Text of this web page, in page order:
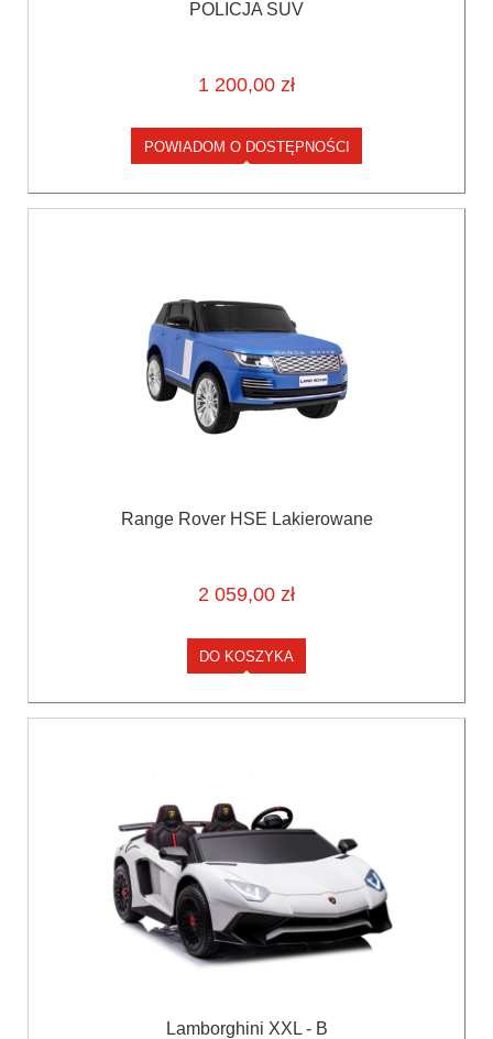
POLICJA SUV
1 200,00 zł
POWIADOM O DOSTĘPNOŚCI
Range Rover HSE Lakierowane
2 059,00 zł
DO KOSZYKA
Lamborghini XXL - B